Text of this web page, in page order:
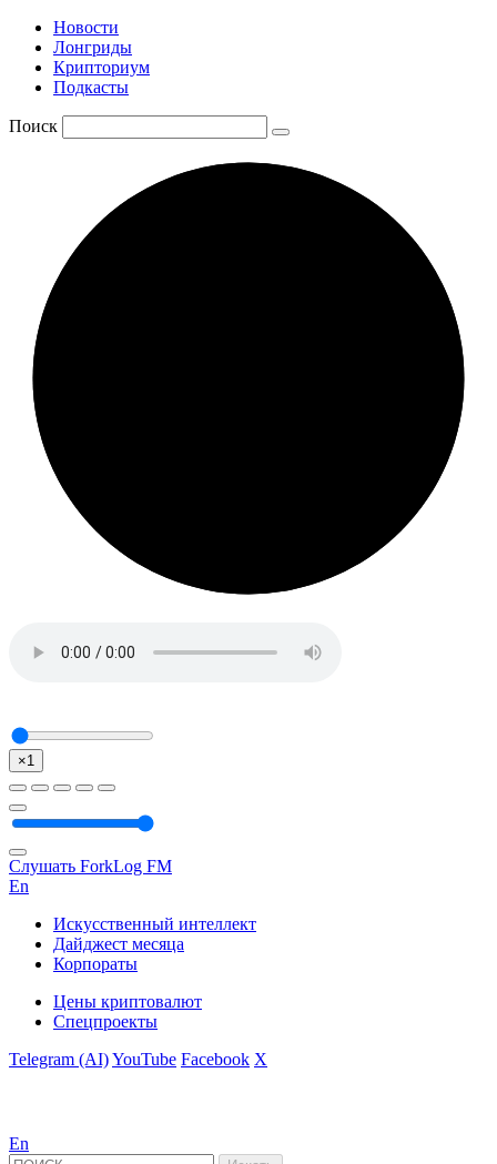
Новости
Лонгриды
Крипториум
Подкасты
Поиск
×1
Слушать ForkLog FM
En
Искусственный интеллект
Дайджест месяца
Корпораты
Цены криптовалют
Спецпроекты
Telegram (AI)YouTube Facebook X
En